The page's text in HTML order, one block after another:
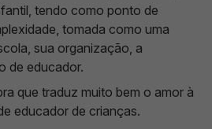
tendo como ponto de
tomada como uma
sua organização, a
de educador.
que traduz muito bem o amor à
educador de crianças.